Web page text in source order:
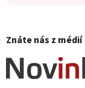
Znáte nás z médií